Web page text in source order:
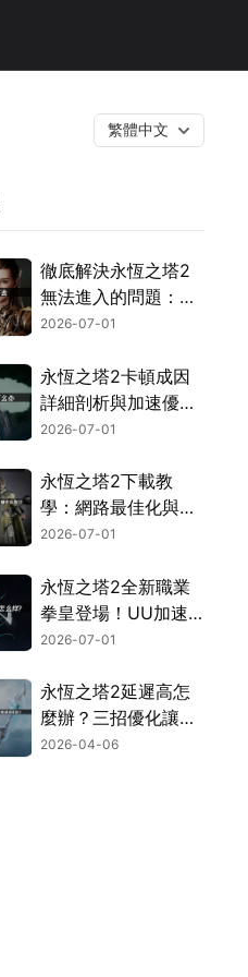
繁體中文
徹底解決永恆之塔2
無法進入的問題：繞
過網路封鎖與驗證機
2026-07-01
永恆之塔2卡頓成因
詳細剖析與加速優化
全攻略！
2026-07-01
永恆之塔2下載教
學：網路最佳化與完
整安裝流程指南！
2026-07-01
永恆之塔2全新職業
拳皇登場！UU加速
器連線優化完全攻
2026-07-01
永恆之塔2延遲高怎
麼辦？三招優化讓你
暢玩無阻！
2026-04-06